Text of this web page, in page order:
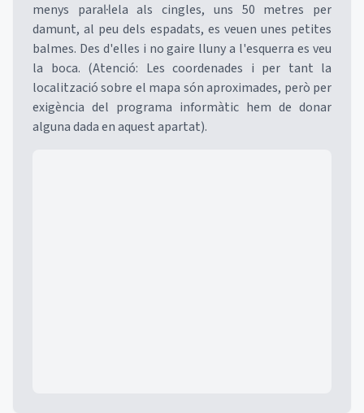
menys paral·lela als cingles, uns 50 metres per
damunt, al peu dels espadats, es veuen unes petites
balmes. Des d'elles i no gaire lluny a l'esquerra es veu
la boca. (Atenció: Les coordenades i per tant la
localització sobre el mapa són aproximades, però per
exigència del programa informàtic hem de donar
alguna dada en aquest apartat).